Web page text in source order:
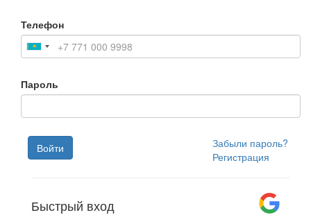
Телефон
Пароль
Войти
Забыли пароль?
Регистрация
Быстрый вход